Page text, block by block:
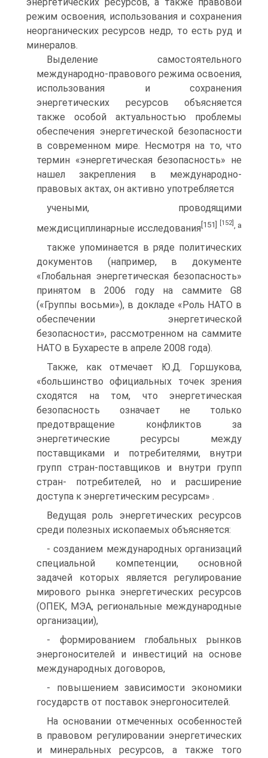
энергетических ресурсов, а также правовой
режим освоения, использования и сохранения
неорганических ресурсов недр, то есть руд и
минералов.
Выделение самостоятельного
международно-правового режима освоения,
использования и сохранения
энергетических ресурсов объясняется
также особой актуальностью проблемы
обеспечения энергетической безопасности
в современном мире. Несмотря на то, что
термин «энергетическая безопасность» не
нашел закрепления в международно-
правовых актах, он активно употребляется
учеными, проводящими
междисциплинарные исследования [151] [152] , а
также упоминается в ряде политических
документов (например, в документе
«Глобальная энергетическая безопасность»
принятом в 2006 году на саммите G8
(«Группы восьми»), в докладе «Роль НАТО в
обеспечении энергетической
безопасности», рассмотренном на саммите
НАТО в Бухаресте в апреле 2008 года).
Также, как отмечает Ю.Д. Горшукова,
«большинство официальных точек зрения
сходятся на том, что энергетическая
безопасность означает не только
предотвращение конфликтов за
энергетические ресурсы между
поставщиками и потребителями, внутри
групп стран-поставщиков и внутри групп
стран- потребителей, но и расширение
доступа к энергетическим ресурсам» .
Ведущая роль энергетических ресурсов
среди полезных ископаемых объясняется:
- созданием международных организаций
специальной компетенции, основной
задачей которых является регулирование
мирового рынка энергетических ресурсов
(ОПЕК, МЭА, региональные международные
организации),
- формированием глобальных рынков
энергоносителей и инвестиций на основе
международных договоров,
- повышением зависимости экономики
государств от поставок энергоносителей.
На основании отмеченных особенностей
в правовом регулировании энергетических
и минеральных ресурсов, а также того